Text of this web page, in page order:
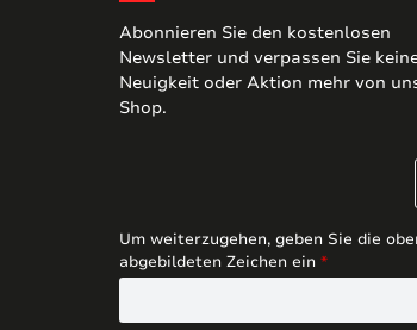
Abonnieren Sie den kostenlosen
Newsletter und verpassen Sie
Neuigkeit oder Aktion mehr von
Shop.
Um weiterzugehen, geben Sie die
abgebildeten Zeichen ein *